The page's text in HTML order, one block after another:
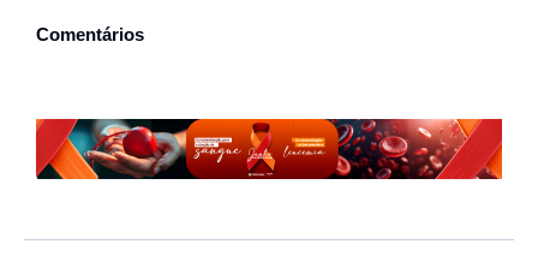
Comentários